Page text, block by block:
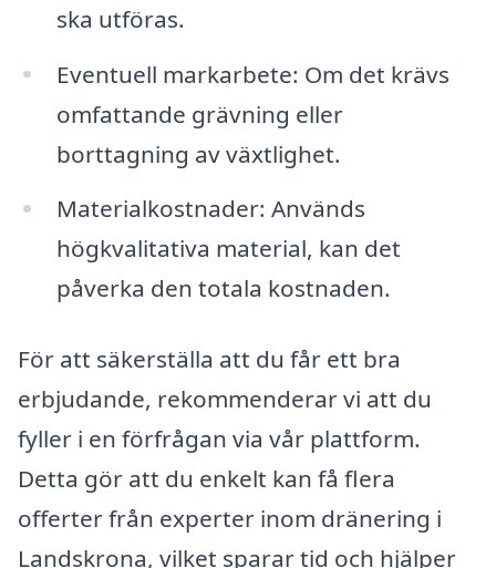
ska utföras.
Eventuell markarbete: Om det krävs
omfattande grävning eller
borttagning av växtlighet.
Materialkostnader: Används
högkvalitativa material, kan det
påverka den totala kostnaden.
För att säkerställa att du får ett bra
erbjudande, rekommenderar vi att du
fyller i en förfrågan via vår plattform.
Detta gör att du enkelt kan få flera
offerter från experter inom dränering i
Landskrona, vilket sparar tid och hjälper